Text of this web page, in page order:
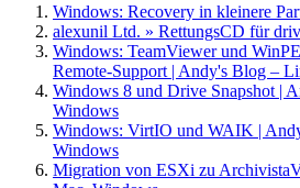
Windows: Recovery in kleinere
alexunil Ltd. » RettungsCD für
Windows: TeamViewer und
Remote-Support | Andy's Blog –
Windows 8 und Drive Snapshot |
Windows
Windows: VirtIO und WAIK |
Windows
Migration von ESXi zu